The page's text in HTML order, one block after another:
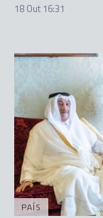
18 Out 16:31
PAÍS